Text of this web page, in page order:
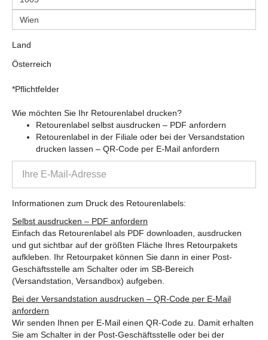
Land
Österreich
*Pflichtfelder
Wie möchten Sie Ihr Retourenlabel drucken?
Retourenlabel selbst ausdrucken – PDF anfordern
Retourenlabel in der Filiale oder bei der Versandstation
drucken lassen – QR-Code per E-Mail anfordern
Informationen zum Druck des Retourenlabels:
Selbst ausdrucken – PDF anfordern
Einfach das Retourenlabel als PDF downloaden, ausdrucken
und gut sichtbar auf der größten Fläche Ihres Retourpakets
aufkleben. Ihr Retourpaket können Sie dann in einer Post-
Geschäftsstelle am Schalter oder im SB-Bereich
(Versandstation, Versandbox) aufgeben.
Bei der Versandstation ausdrucken – QR-Code per E-Mail
anfordern
Wir senden Ihnen per E-Mail einen QR-Code zu. Damit erhalten
Sie am Schalter in der Post-Geschäftsstelle oder bei der